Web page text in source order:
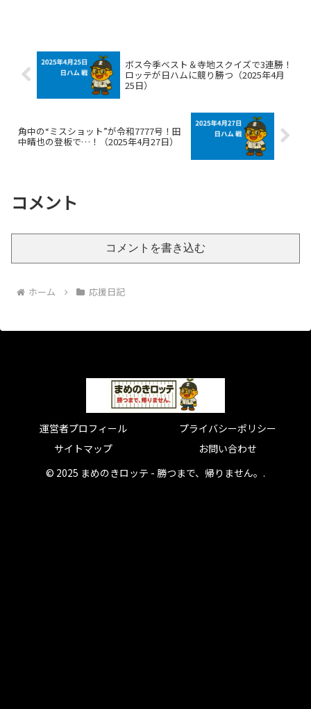
ボス今季ベスト＆寺地スクイズで3連勝！
ロッテが日ハムに競り勝つ（2025年4月
25日）
角中の“ミスショット”が令和7777号！田
中晴也の登板で…！（2025年4月27日）
コメント
コメントを書き込む
ホーム 応援日記
運営者プロフィール
プライバシーポリシー
サイトマップ
お問い合わせ
© 2025 まめのきロッテ - 勝つまで、帰りません。.